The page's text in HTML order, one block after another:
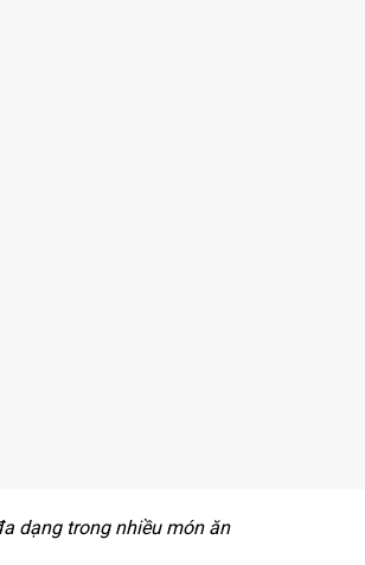
dạng trong nhiều món ăn